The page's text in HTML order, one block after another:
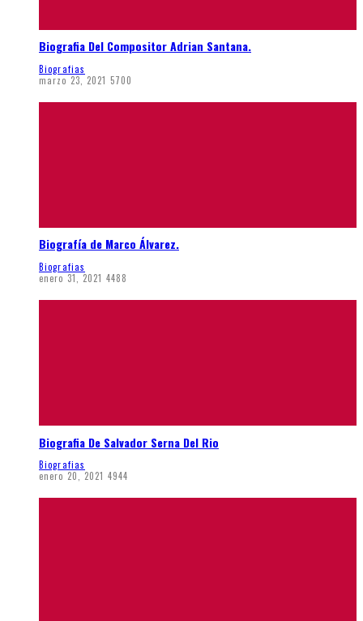
Biografia Del Compositor Adrian Santana.
Biografias
marzo 23, 2021 5700
Biografía de Marco Álvarez.
Biografias
enero 31, 2021 4488
Biografia De Salvador Serna Del Rio
Biografias
enero 20, 2021 4944